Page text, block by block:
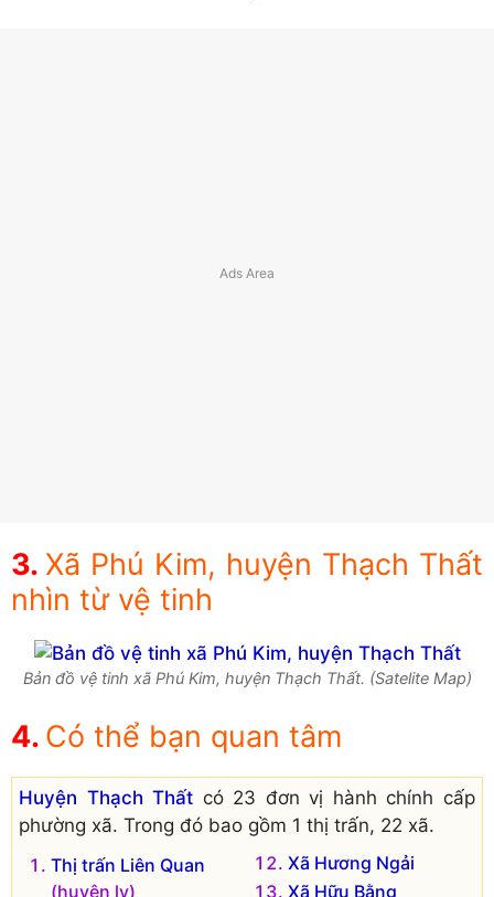
Xã Phú Kim, huyện Thạch Thất
nhìn từ vệ tinh
Bản đồ vệ tinh xã Phú Kim, huyện Thạch Thất. (Satelite Map)
Có thể bạn quan tâm
Huyện Thạch Thất có 23 đơn vị hành chính cấp
phường xã. Trong đó bao gồm 1 thị trấn, 22 xã.
Thị trấn Liên Quan
(huyện lỵ)
Xã Hương Ngải
Xã Hữu Bằng